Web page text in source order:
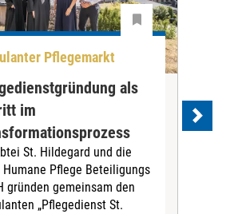
Pflegemarkt
als
im
St. Hildegard und die
Humane Pflege Beteiligungs
gründen gemeinsam den
„Pflegedienst St.